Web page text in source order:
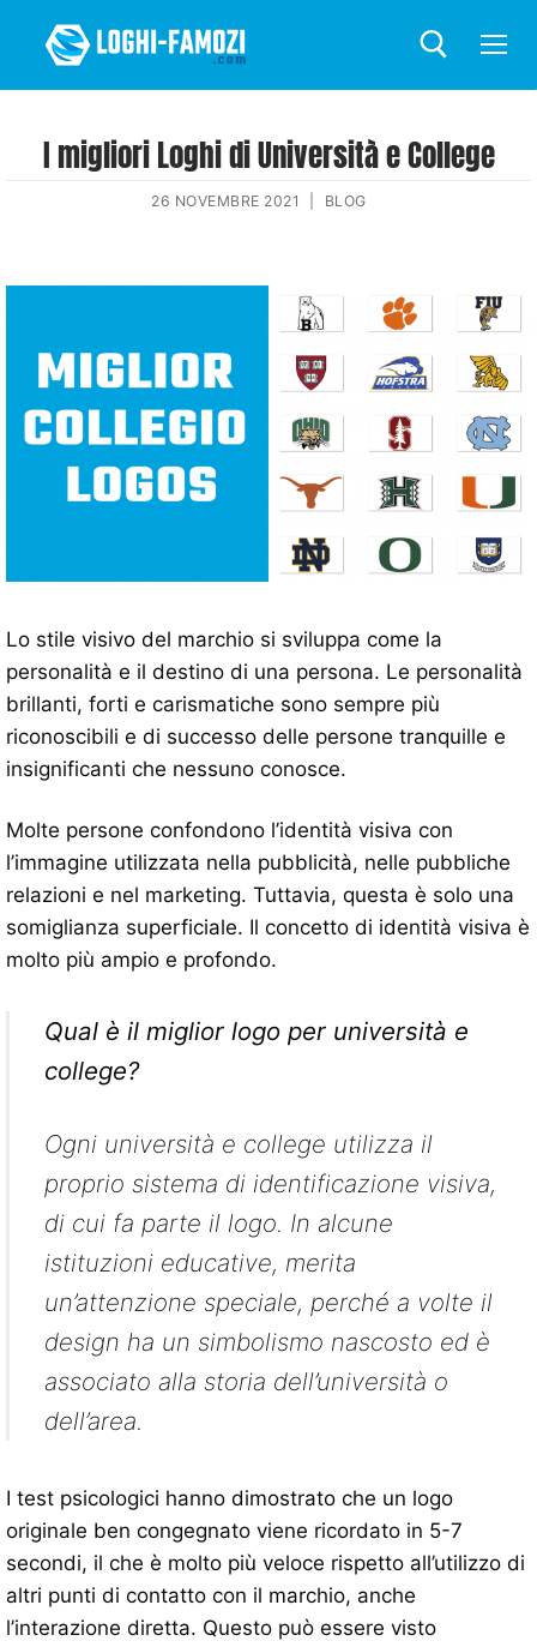
I migliori Loghi di Università e College
26 NOVEMBRE 2021 BLOG
Lo stile visivo del marchio si sviluppa come la
personalità e il destino di una persona. Le personalità
brillanti, forti e carismatiche sono sempre più
riconoscibili e di successo delle persone tranquille e
insignificanti che nessuno conosce.
Molte persone confondono l’identità visiva con
l’immagine utilizzata nella pubblicità, nelle pubbliche
relazioni e nel marketing. Tuttavia, questa è solo una
somiglianza superficiale. Il concetto di identità visiva è
molto più ampio e profondo.
Qual è il miglior logo per università e
college?
Ogni università e college utilizza il
proprio sistema di identificazione visiva,
di cui fa parte il logo. In alcune
istituzioni educative, merita
un’attenzione speciale, perché a volte il
design ha un simbolismo nascosto ed è
associato alla storia dell’università o
dell’area.
I test psicologici hanno dimostrato che un logo
originale ben congegnato viene ricordato in 5-7
secondi, il che è molto più veloce rispetto all’utilizzo di
altri punti di contatto con il marchio, anche
l’interazione diretta. Questo può essere visto